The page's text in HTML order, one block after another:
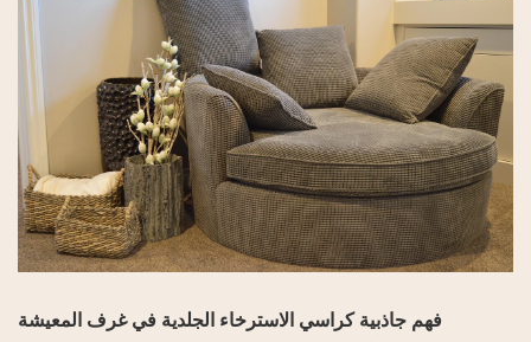
فهم جاذبية كراسي الاسترخاء الجلدية في غرف المعيشة